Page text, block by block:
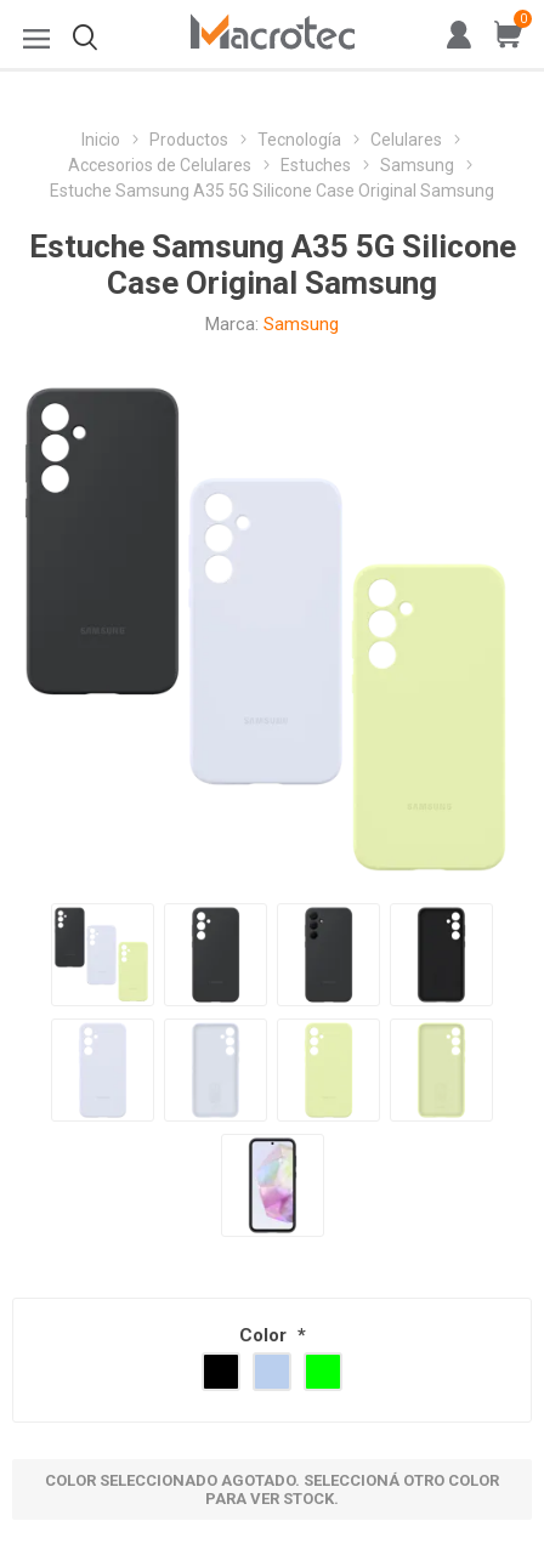
0
Inicio Productos Tecnología
Celulares
Accesorios de Celulares
Estuches
Samsung
Estuche Samsung A35 5G Silicone Case Original Samsung
Estuche Samsung A35 5G Silicone
Case Original Samsung
Marca: Samsung
Color *
COLOR SELECCIONADO AGOTADO. SELECCIONÁ OTRO COLOR
PARA VER STOCK.